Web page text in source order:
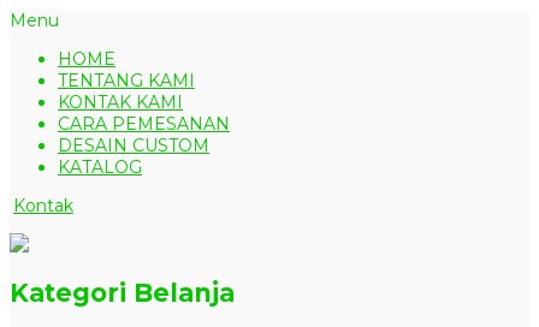
Menu
HOME
TENTANG KAMI
KONTAK KAMI
CARA PEMESANAN
DESAIN CUSTOM
KATALOG
Kontak
Kategori Belanja